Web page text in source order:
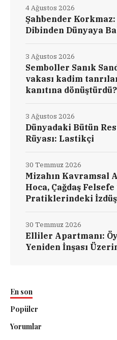
Şahbender Korkmaz:
Dibinden Dünyaya
4 Ağustos 2026
Semboller Sanık
vakası kadim
kanıtına dönüştürdü?
3 Ağustos 2026
Dünyadaki Bütün
Rüyası: Lastikçi
3 Ağustos 2026
Mizahın Kavramsal
Hoca, Çağdaş
Pratiklerindeki
30 Temmuz 2026
Elliler Apartmanı:
Yeniden İnşası
30 Temmuz 2026
En son
Popüler
Yorumlar